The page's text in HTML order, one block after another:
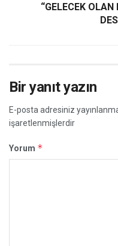
“GELECEK
Bir yanıt yazın
E-posta adresiniz
işaretlenmişlerdir
Yorum *